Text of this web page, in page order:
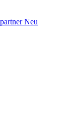
Neu